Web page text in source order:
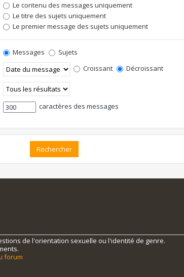
Le contenu des messages uniquement
Le titre des sujets uniquement
Le premier message des sujets uniquement
Messages
Sujets
Croissant
Décroissant
caractères des messages
de l'orientation sexuelle ou l'identité de genre.
forum